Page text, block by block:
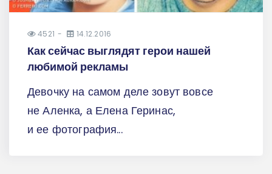
4521 14.12.2016
Как сейчас выглядят герои нашей
любимой рекламы
Девочку на самом деле зовут вовсе
не Аленка, а Елена Геринас,
и ее фотография...